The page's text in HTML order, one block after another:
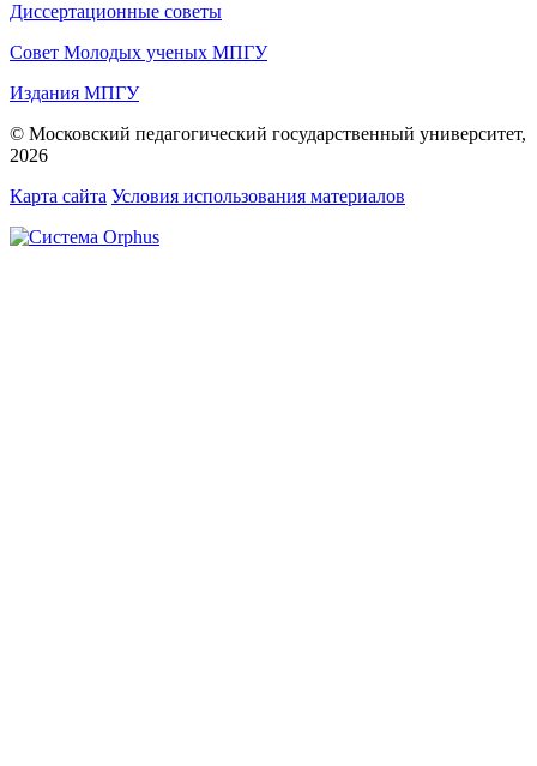
Диссертационные советы
Совет Молодых ученых МПГУ
Издания МПГУ
© Московский педагогический государственный университет,
2026
Карта сайта Условия использования материалов